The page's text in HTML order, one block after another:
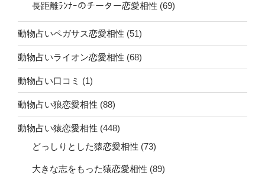
長距離ﾗﾝﾅｰのチーター恋愛相性 (69)
動物占いペガサス恋愛相性 (51)
動物占いライオン恋愛相性 (68)
動物占い口コミ (1)
動物占い狼恋愛相性 (88)
動物占い猿恋愛相性 (448)
どっしりとした猿恋愛相性 (73)
大きな志をもった猿恋愛相性 (89)